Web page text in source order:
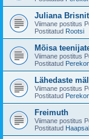
Juliana
Viimane postitus
Postitatud Rootsi
Mõisa
Viimane postitus
Postitatud
Lähedaste
Viimane postitus
Postitatud
Freimuth
Viimane postitus
Postitatud